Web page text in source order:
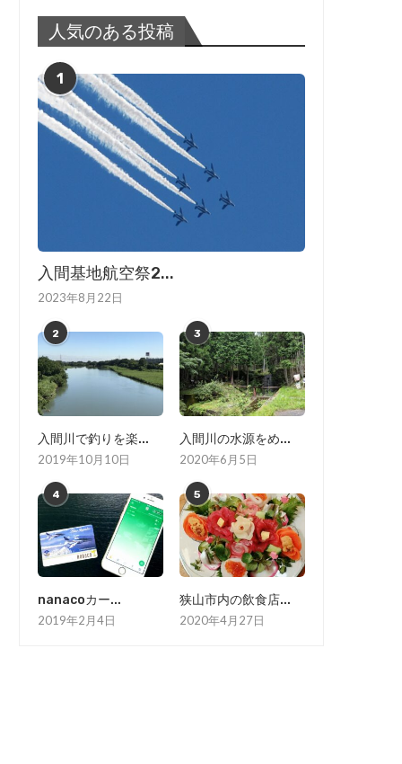
人気のある投稿
1
入間基地航空祭2...
2023年8月22日
2
入間川で釣りを楽...
2019年10月10日
3
入間川の水源をめ...
2020年6月5日
4
nanacoカー...
2019年2月4日
5
狭山市内の飲食店...
2020年4月27日